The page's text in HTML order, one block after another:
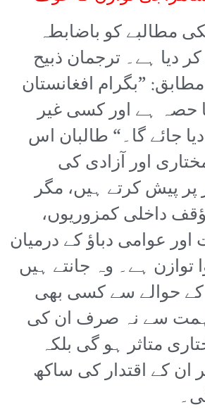
مطالبے کو باضابطہ
دیا ہے۔ ترجمان ذبیح
”بگرام افغانستان
حصہ ہے اور کسی غیر
جائے گا۔“ طالبان اس
اور آزادی کی
پیش کرتے ہیں، مگر
داخلی کمزوریوں،
عوامی دباؤ کے درمیان
توازن ہے۔ وہ جانتے ہیں
حوالے سے کسی بھی
سے نہ صرف ان کی
متاثر ہو گی بلکہ
کے اقتدار کی ساکھ